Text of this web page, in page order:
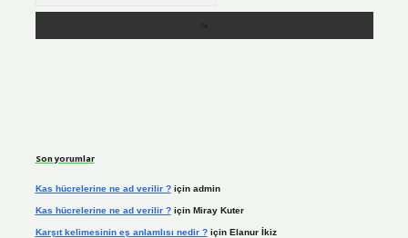
Son yorumlar
Kas hücrelerine ne ad verilir ?için admin
Kas hücrelerine ne ad verilir ?için Miray Kuter
Karşıt kelimesinin eş anlamlısı nedir ?için Elanur İkiz